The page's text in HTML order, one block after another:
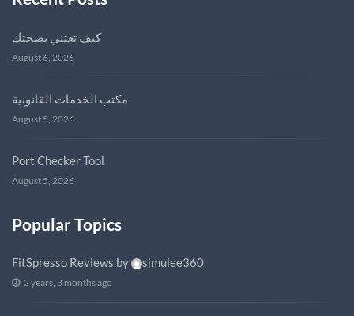
كيف تعتني بصحتك
August 6, 2026
مكتب الخدمات القانونية
August 5, 2026
Port Checker Tool
August 5, 2026
Popular Topics
FitSpresso Reviews by simulee360
2 years, 3 months ago